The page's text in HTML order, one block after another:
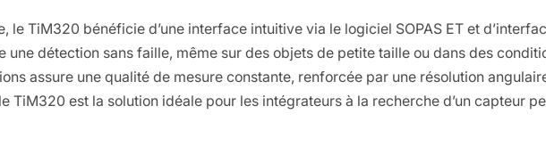
le TiM320 bénéficie d’une interface intuitive via le logiciel SOPAS ET et
une détection sans faille, même sur des objets de petite taille ou dans des
assure une qualité de mesure constante, renforcée par une résolution
TiM320 est la solution idéale pour les intégrateurs à la recherche d’un capteur